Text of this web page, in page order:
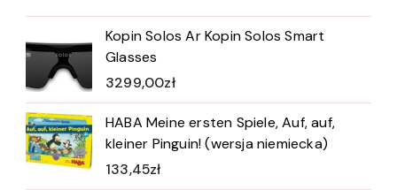
Kopin Solos Ar Kopin Solos Smart
Glasses
3299,00zł
HABA Meine ersten Spiele, Auf, auf,
kleiner Pinguin! (wersja niemiecka)
133,45zł